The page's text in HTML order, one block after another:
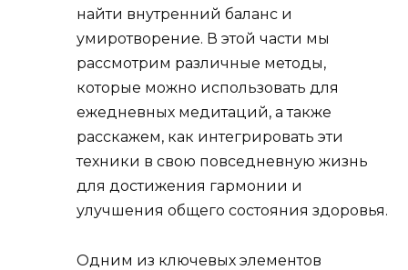
найти внутренний баланс и
умиротворение. В этой части мы
рассмотрим различные методы,
которые можно использовать для
ежедневных медитаций, а также
расскажем, как интегрировать эти
техники в свою повседневную жизнь
для достижения гармонии и
улучшения общего состояния здоровья.
Одним из ключевых элементов